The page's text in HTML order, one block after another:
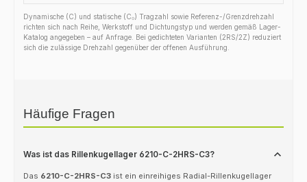
Dynamische (C) und statische (C₀) Tragzahl sowie Referenz-/Grenzdrehzahl
richten sich nach Reihe, Werkstoff und Dichtungstyp und werden gemäß Lager-
Katalog angegeben – auf Anfrage. Bei gedichteten Varianten (2RS/2Z) reduziert
sich die zulässige Drehzahl gegenüber der offenen Ausführung.
Häufige Fragen
Was ist das Rillenkugellager 6210-C-2HRS-C3?
Das 6210-C-2HRS-C3ist ein einreihiges Radial-Rillenkugellager